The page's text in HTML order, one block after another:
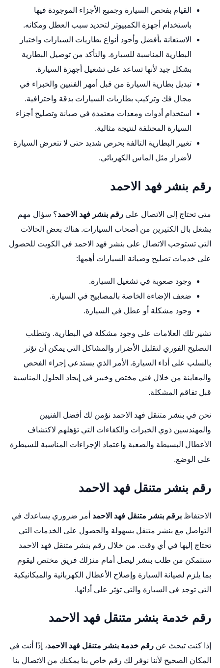
القيام بفحص السيارة وجميع الأجزاء الموجودة فيها
باستخدام أجهزة الكمبيوتر لتحديد سبب العطل ومكانه.
الاستعانة بأفضل وأجود أنواع بطاريات السيارات واختيار
البطارية المناسبة للسيارة. والتأكد من توصيل البطارية
بشكل جيد لأنها تساعد على تشغيل أجهزة السيارة.
تبديل بطارية السيارة من قبل أمهر الفنيين والخبراء في
مجال فك وتركيب بطاريات السيارات بدقة واحترافية.
استخدام أدوات ومعدات معتمدة في صيانة وتصليح أجزاء
السيارة المختلفة لنتيجة مثالية.
تغيير البطارية التالفة بحرص شديد حتى لا تتعرض السيارة
لأضرار مثل الماس الكهربائي.
رقم بنشر فهد الاحمد
متى تحتاج إلى الاتصال على رقم بنشر فهد الاحمد؟ سؤال مهم
يشغل بال الكثيرين من أصحاب السيارات. هناك بعض الحالات
التي تستوجب الاتصال على بنشر فهد الاحمد في الكويت للحصول
على خدمات تصليح وصيانة السيارات أهمها:
وجود صعوبة في تشغيل السيارة.
ضعف الإضاءة الخاصة بالمصابيح في السيارة.
وجود مشكلة أو عطل في السيارة.
تشير تلك العلامات على وجود مشكلة في البطارية. وتتطلب
التصليح الفوري لتقليل الأضرار والمشاكل التي يمكن أن تؤثر
بالسلب على أداء السيارة. الأمر الذي يستدعي إجراء الفحص
والمعاينة من خلال فني مختص وخبير في إيجاد الحلول المناسبة
قبل تفاقم المشكلة.
نحن في بنشر متنقل فهد الاحمد نؤمن لك أفضل الفنيين
والمهندسين ذوي الخبرات والكفاءات التي تؤهلهم لاكتشاف
الأعطال البسيطة والصعبة واعتماد الإجراءات المناسبة للسيطرة
على الوضع.
رقم بنشر متنقل فهد الاحمد
الاحتفاظ برقم بنشر متنقل فهد الاحمد أمر ضروري يساعدك في
التواصل مع بنشر متنقل بسهولة والحصول على الخدمات التي
تحتاج إليها في أي وقت. من خلال رقم بنشر متنقل فهد الاحمد
ستتمكن من طلب بنشر ليصل أمام منزلك فريق مختص ليقوم
بما يلزم لصيانة السيارة وإصلاح الأعطال الكهربائية والميكانيكية
التي توجد في السيارة والتي تؤثر على أدائها.
رقم خدمة بنشر متنقل فهد الاحمد
إذا كنت تبحث عن رقم خدمة بنشر متنقل فهد الاحمد، إذًا أنت في
المكان الصحيح لأننا نوفر لك رقم خاص بنا يمكنك من الاتصال بنا